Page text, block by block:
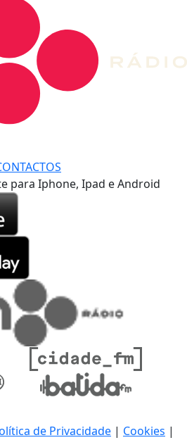
para Iphone, Ipad e Android
de Privacidade | Cookies |